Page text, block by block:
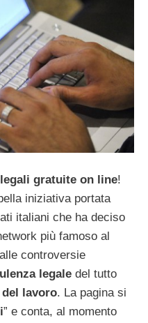
gratuite on line!
iniziativa portata
italiani che ha deciso
più famoso al
controversie
legale del tutto
lavoro. La pagina si
” e conta, al momento